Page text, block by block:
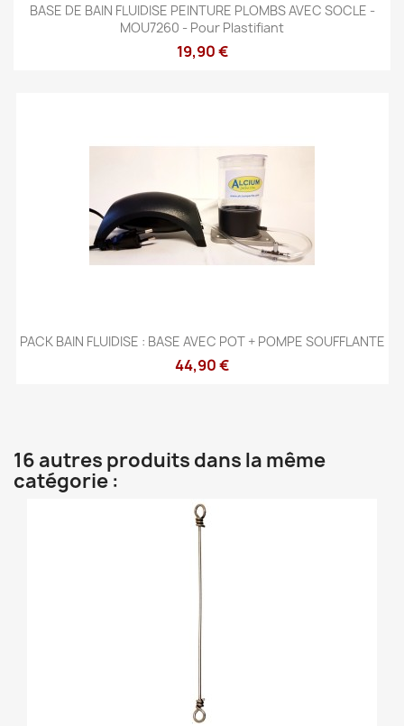
BASE DE BAIN FLUIDISE PEINTURE PLOMBS AVEC SOCLE -
MOU7260 - Pour Plastifiant
19,90 €
PACK BAIN FLUIDISE : BASE AVEC POT + POMPE SOUFFLANTE
44,90 €
16 autres produits dans la même
catégorie :